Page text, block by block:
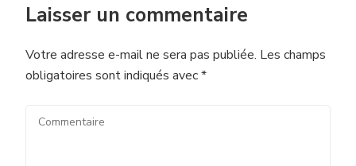
Laisser un commentaire
Votre adresse e-mail ne sera pas publiée. Les champs
obligatoires sont indiqués avec*